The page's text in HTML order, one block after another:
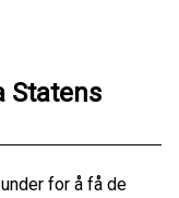
Statens
for å få de